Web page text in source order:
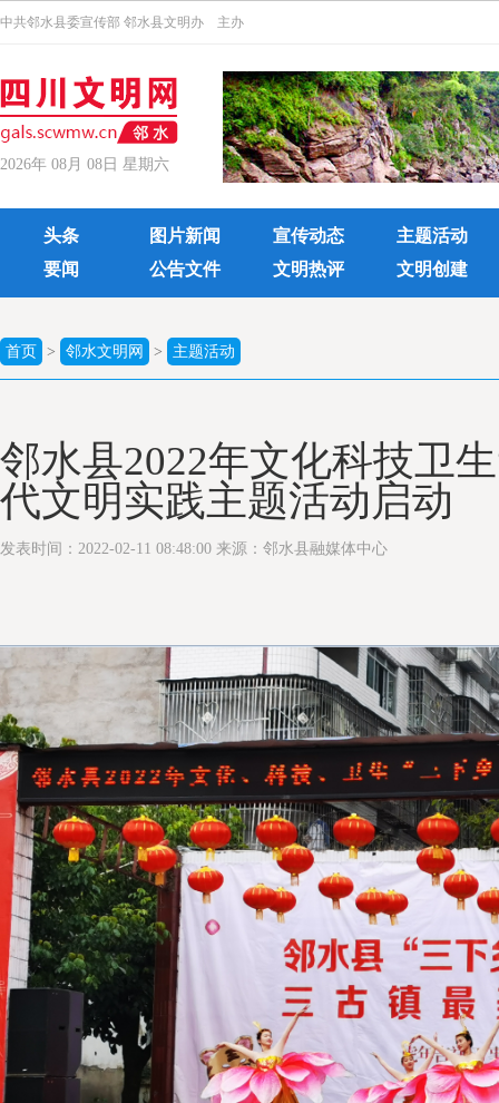
中共邻水县委宣传部 邻水县文明办 主办
2026年 08月 08日 星期六
头条 图片新闻 宣传动态
主题活动
要闻
公告文件 文明热评 文明创建
首页 > 邻水文明网 > 主题活动
邻水县2022年文化科技卫
代文明实践主题活动启动
发表时间：2022-02-11 08:48:00 来源：邻水县融媒体中心